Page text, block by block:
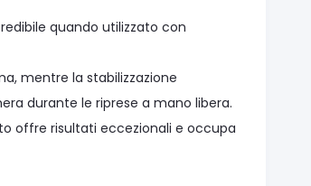
quando utilizzato con
mentre la stabilizzazione
durante le riprese a mano libera.
offre risultati eccezionali e occupa